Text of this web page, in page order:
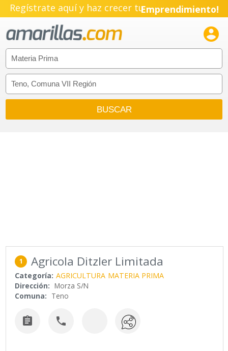
Regístrate aquí y haz crecer tuEmprendimiento!

1 Agricola Ditzler Limitada
Categoría: AGRICULTURA MATERIA PRIMA
Dirección: Morza S/N
Comuna: Teno
 